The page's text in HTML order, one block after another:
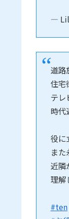
—
道路
住宅
テレ
時代
役に
ま
近隣
理解
#ten